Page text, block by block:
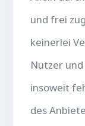
und frei
keinerlei
Nutzer
insoweit
des